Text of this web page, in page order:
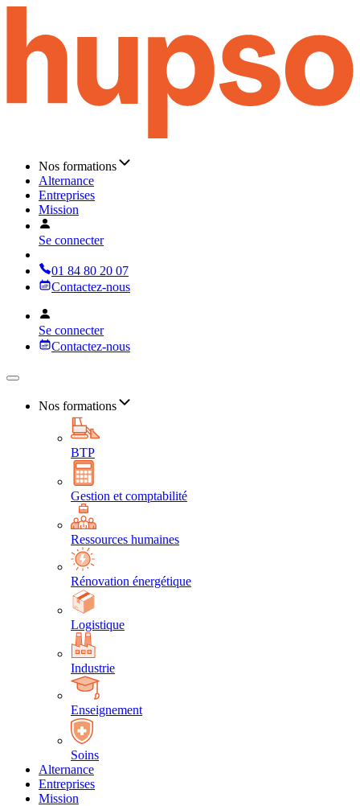
Nos formations
Alternance
Entreprises
Mission
Se connecter
01 84 80 20 07
Contactez-nous
Se connecter
Contactez-nous
Nos formations
BTP
Gestion et comptabilité
Ressources humaines
Rénovation énergétique
Logistique
Industrie
Enseignement
Soins
Alternance
Entreprises
Mission